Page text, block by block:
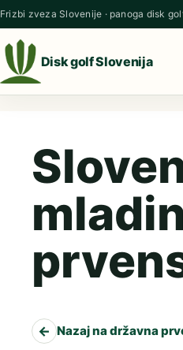
Preskoči na vsebino
Frizbi zveza Slovenije · panoga disk
Disk golf Slovenija
← Nazaj na državna